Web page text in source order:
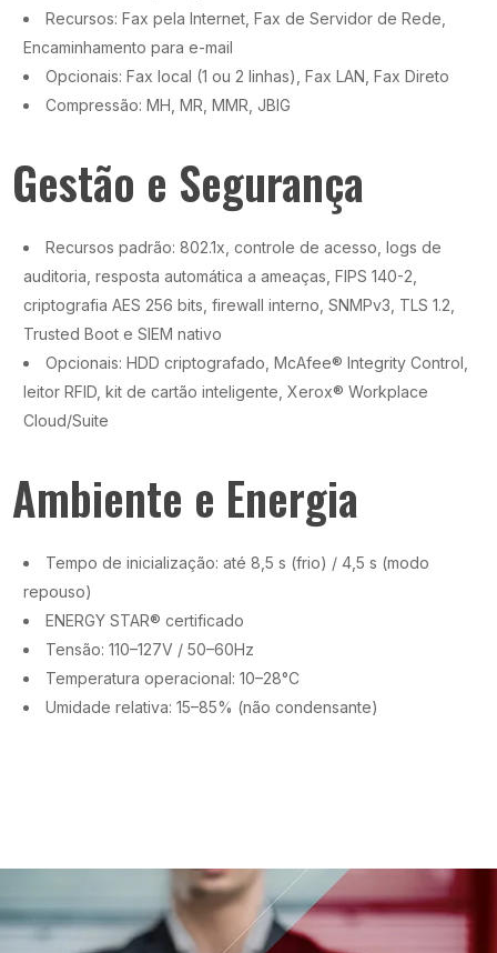
Recursos: Fax pela Internet, Fax de Servidor de Rede,
Encaminhamento para e-mail
Opcionais: Fax local (1 ou 2 linhas), Fax LAN, Fax Direto
Compressão: MH, MR, MMR, JBIG
Gestão e Segurança
Recursos padrão: 802.1x, controle de acesso, logs de
auditoria, resposta automática a ameaças, FIPS 140-2,
criptografia AES 256 bits, firewall interno, SNMPv3, TLS 1.2,
Trusted Boot e SIEM nativo
Opcionais: HDD criptografado, McAfee® Integrity Control,
leitor RFID, kit de cartão inteligente, Xerox® Workplace
Cloud/Suite
Ambiente e Energia
Tempo de inicialização: até 8,5 s (frio) / 4,5 s (modo
repouso)
ENERGY STAR® certificado
Tensão: 110–127V / 50–60Hz
Temperatura operacional: 10–28°C
Umidade relativa: 15–85% (não condensante)